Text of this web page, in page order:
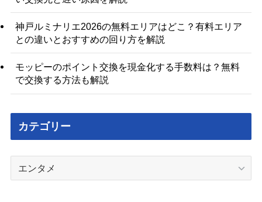
神戸ルミナリエ2026の無料エリアはどこ？有料エリア
との違いとおすすめの回り方を解説
モッピーのポイント交換を現金化する手数料は？無料
で交換する方法も解説
カテゴリー